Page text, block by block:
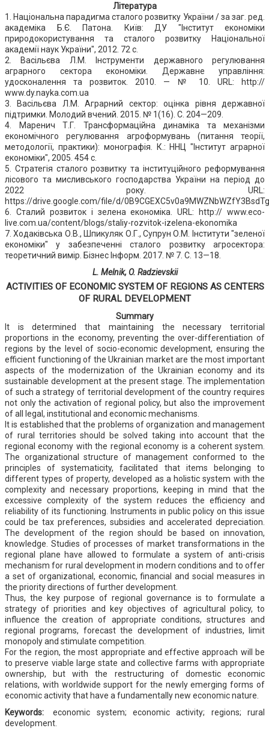
Література
1. Національна парадигма сталого розвитку України / за заг. ред.
академіка Б.Є. Патона. Київ: ДУ "Інститут економіки
природокористування та сталого розвитку Національної
академії наук України", 2012. 72 с.
2. Васільєва Л.М. Інструменти державного регулювання
аграрного сектора економіки. Державне управління:
удосконалення та розвиток. 2010. — № 10. URL: http://
www.dy.nayka.com.ua
3. Васільєва Л.М. Аграрний сектор: оцінка рівня державної
підтримки. Молодий вчений. 2015. № 1(16). С. 204—209.
4. Маренич Т.Г. Трансформаційна динаміка та механізми
економічного регулювання агроформувань (питання теорії,
методології, практики): монографія. К.: ННЦ "Інститут аграрної
економіки", 2005. 454 с.
5. Стратегія сталого розвитку та інституційного реформування
лісового та мисливського господарства України на період до
2022 року. URL:
https://drive.google.com/file/d/
6. Сталий розвиток і зелена економіка. URL: http:// www.eco-
live.com.ua/content/blogs/staliy-rozvitok-izelena-ekonomika
7. Ходаківська О.В., Шпикуляк О.Г., Супрун О.М. Інститути "зеленої
економіки" у забезпеченні сталого розвитку агросектора:
теоретичний вимір. Бізнес Інформ. 2017. № 7. С. 13—18.
L. Melnik, O. Radzievskii
ACTIVITIES OF ECONOMIC SYSTEM OF REGIONS AS CENTERS
OF RURAL DEVELOPMENT
Summary
It is determined that maintaining the necessary territorial
proportions in the economy, preventing the over-differentiation of
regions by the level of socio-economic development, ensuring the
efficient functioning of the Ukrainian market are the most important
aspects of the modernization of the Ukrainian economy and its
sustainable development at the present stage. The implementation
of such a strategy of territorial development of the country requires
not only the activation of regional policy, but also the improvement
of all legal, institutional and economic mechanisms.
It is established that the problems of organization and management
of rural territories should be solved taking into account that the
regional economy with the regional economy is a coherent system.
The organizational structure of management conformed to the
principles of systematicity, facilitated that items belonging to
different types of property, developed as a holistic system with the
complexity and necessary proportions, keeping in mind that the
excessive complexity of the system reduces the efficiency and
reliability of its functioning. Instruments in public policy on this issue
could be tax preferences, subsidies and accelerated depreciation.
The development of the region should be based on innovation,
knowledge. Studies of processes of market transformations in the
regional plane have allowed to formulate a system of anti-crisis
mechanism for rural development in modern conditions and to offer
a set of organizational, economic, financial and social measures in
the priority directions of further development.
Thus, the key purpose of regional governance is to formulate a
strategy of priorities and key objectives of agricultural policy, to
influence the creation of appropriate conditions, structures and
regional programs, forecast the development of industries, limit
monopoly and stimulate competition.
For the region, the most appropriate and effective approach will be
to preserve viable large state and collective farms with appropriate
ownership, but with the restructuring of domestic economic
relations, with worldwide support for the newly emerging forms of
economic activity that have a fundamentally new economic nature.
Keywords:
еconomic system; economic activity; regions; rural
development.